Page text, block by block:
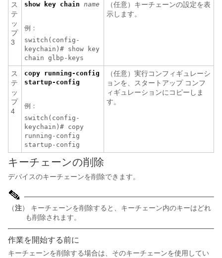
ス
テ
ッ
プ
3
show key chain name
例：
switch(config-
keychain)# show key
chain glbp-keys
（任意）キーチェーンの設定を表
示します。
ス
テ
ッ
プ
4
copy running-config
startup-config
例：
switch(config-
keychain)# copy
running-config
startup-config
（任意）実行コンフィギュレーシ
ョンを、スタートアップ コンフ
ィギュレーションにコピーしま
す。
キーチェーンの削除
デバイスのキーチェーンを削除できます。
（注） キーチェーンを削除すると、キーチェーン内のキーはどれ
も削除されます。
作業を開始する前に
キーチェーンを削除する場合は、そのキーチェーンを使用してい